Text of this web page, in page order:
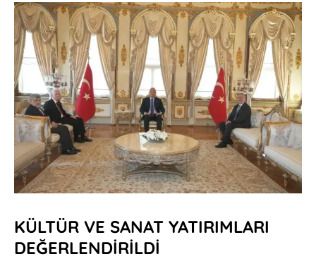
KÜLTÜR VE SANAT YATIRIMLARI
DEĞERLENDİRİLDİ